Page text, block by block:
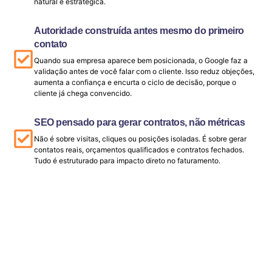
Autoridade construída antes mesmo do primeiro
contato
Quando sua empresa aparece bem posicionada, o Google faz a
validação antes de você falar com o cliente. Isso reduz objeções,
aumenta a confiança e encurta o ciclo de decisão, porque o
cliente já chega convencido.
SEO pensado para gerar contratos, não métricas
Não é sobre visitas, cliques ou posições isoladas. É sobre gerar
contatos reais, orçamentos qualificados e contratos fechados.
Tudo é estruturado para impacto direto no faturamento.